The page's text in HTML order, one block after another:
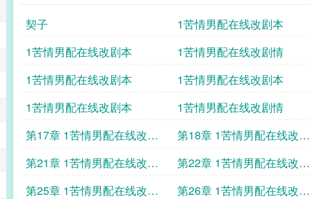
契子 1苦情男配在线改剧本
1苦情男配在线改剧本
1苦情男配在线改剧情
1苦情男配在线改剧本
1苦情男配在线改剧本
1苦情男配在线改剧本
1苦情男配在线改剧情
第17章 1苦情男配在线改剧
本
第18章 1苦情男配在线改剧
本
第21章 1苦情男配在线改剧
本
第22章 1苦情男配在线改剧
本
第25章 1苦情男配在线改剧
第26章 1苦情男配在线改剧